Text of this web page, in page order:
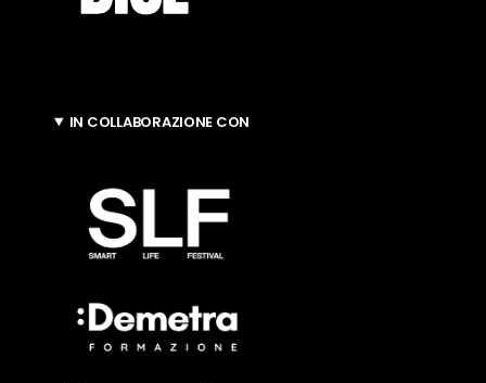
IN COLLABORAZIONE CON